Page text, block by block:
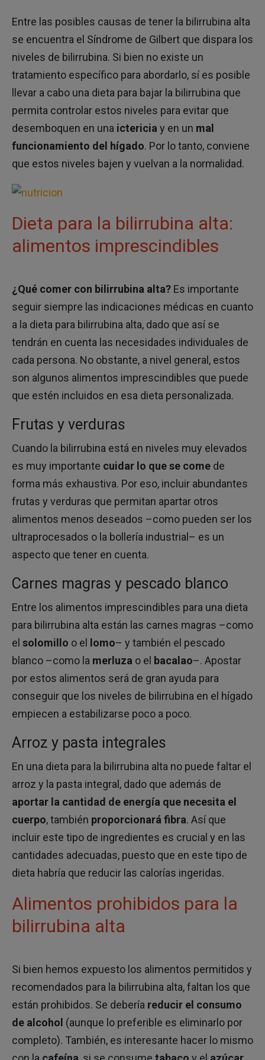
Entre las posibles causas de tener la bilirrubina alta
se encuentra el Síndrome de Gilbert que dispara los
niveles de bilirrubina. Si bien no existe un
tratamiento específico para abordarlo, sí es posible
llevar a cabo una dieta para bajar la bilirrubina que
permita controlar estos niveles para evitar que
desemboquen en una ictericia y en un mal
funcionamiento del hígado. Por lo tanto, conviene
que estos niveles bajen y vuelvan a la normalidad.
Dieta para la bilirrubina alta:
alimentos imprescindibles
¿Qué comer con bilirrubina alta? Es importante
seguir siempre las indicaciones médicas en cuanto
a la dieta para bilirrubina alta, dado que así se
tendrán en cuenta las necesidades individuales de
cada persona. No obstante, a nivel general, estos
son algunos alimentos imprescindibles que puede
que estén incluidos en esa dieta personalizada.
Frutas y verduras
Cuando la bilirrubina está en niveles muy elevados
es muy importante cuidar lo que se come de
forma más exhaustiva. Por eso, incluir abundantes
frutas y verduras que permitan apartar otros
alimentos menos deseados –como pueden ser los
ultraprocesados o la bollería industrial– es un
aspecto que tener en cuenta.
Carnes magras y pescado blanco
Entre los alimentos imprescindibles para una dieta
para bilirrubina alta están las carnes magras –como
el solomillo o el lomo– y también el pescado
blanco –como la merluza o el bacalao–. Apostar
por estos alimentos será de gran ayuda para
conseguir que los niveles de bilirrubina en el hígado
empiecen a estabilizarse poco a poco.
Arroz y pasta integrales
En una dieta para la bilirrubina alta no puede faltar el
arroz y la pasta integral, dado que además de
aportar la cantidad de energía que necesita el
cuerpo, también proporcionará fibra. Así que
incluir este tipo de ingredientes es crucial y en las
cantidades adecuadas, puesto que en este tipo de
dieta habría que reducir las calorías ingeridas.
Alimentos prohibidos para la
bilirrubina alta
Si bien hemos expuesto los alimentos permitidos y
recomendados para la bilirrubina alta, faltan los que
están prohibidos. Se debería reducir el consumo
de alcohol (aunque lo preferible es eliminarlo por
completo). También, es interesante hacer lo mismo